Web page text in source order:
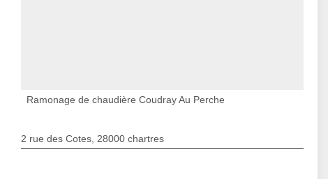
Ramonage de chaudière Coudray Au Perche
2 rue des Cotes, 28000 chartres